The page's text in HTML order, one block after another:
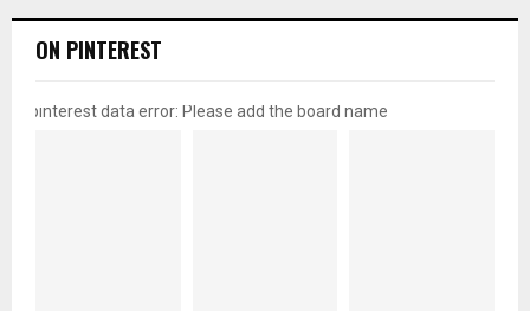
ON PINTEREST
pinterest data error: Please add the board name